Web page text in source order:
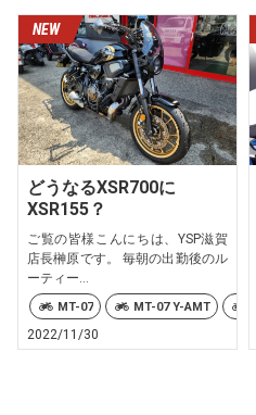
どうなるXSR700に
XSR155？
ご覧の皆様こんにちは、YSP滋賀
店長榊原です。 毎朝の出勤後のル
ーティー...
MT-07 MT-07 Y-AMT
2022/11/30